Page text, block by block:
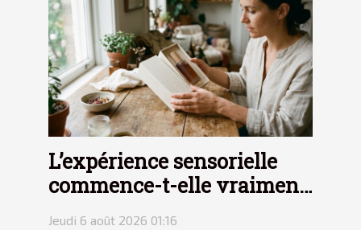
L’expérience sensorielle
commence-t-elle vraiment
avec le packaging ?
Jeudi 6 août 2026 01:16